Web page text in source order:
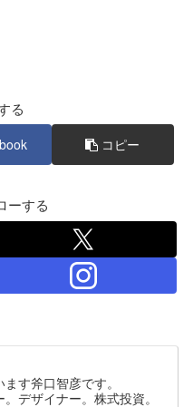
る
コピー
ーする
す斧口智彦です。
デザイナー。株式投資。